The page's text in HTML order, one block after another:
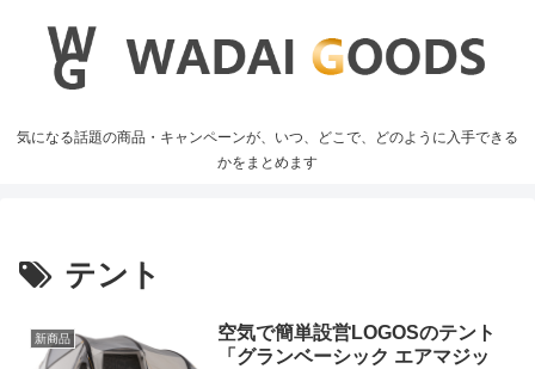
気になる話題の商品・キャンペーンが、いつ、どこで、どのように入手できる
かをまとめます
テント
新商品
空気で簡単設営LOGOSのテント
「グランベーシック エアマジッ